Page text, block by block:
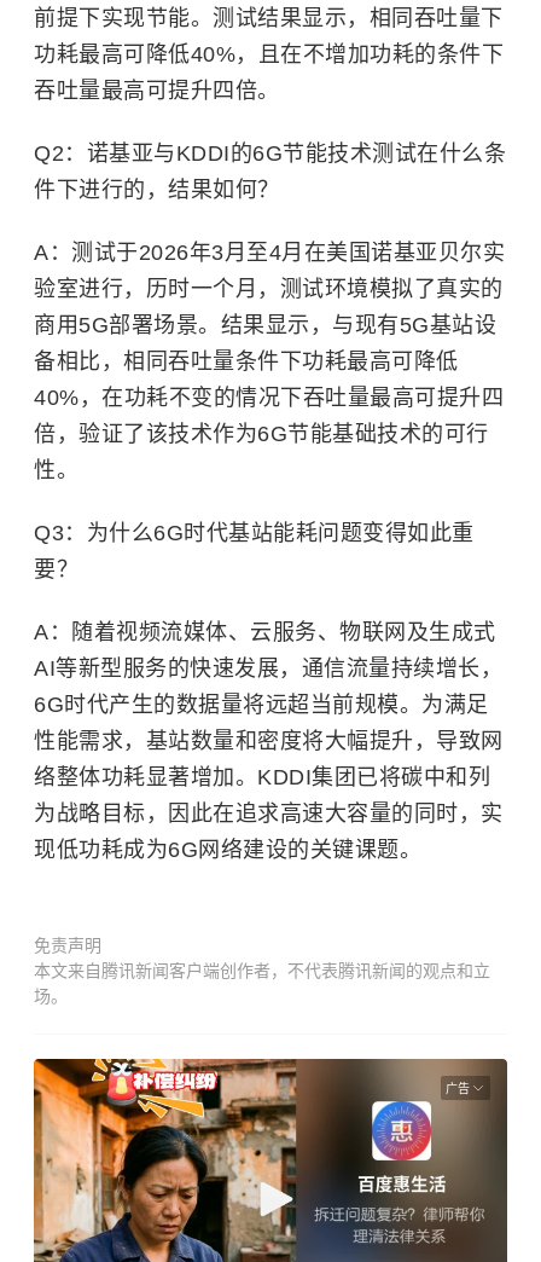
前提下实现节能。测试结果显示，相同吞吐量下
功耗最高可降低40%，且在不增加功耗的条件下
吞吐量最高可提升四倍。
Q2：诺基亚与KDDI的6G节能技术测试在什么条
件下进行的，结果如何？
A：测试于2026年3月至4月在美国诺基亚贝尔实
验室进行，历时一个月，测试环境模拟了真实的
商用5G部署场景。结果显示，与现有5G基站设
备相比，相同吞吐量条件下功耗最高可降低
40%，在功耗不变的情况下吞吐量最高可提升四
倍，验证了该技术作为6G节能基础技术的可行
性。
Q3：为什么6G时代基站能耗问题变得如此重
要？
A：随着视频流媒体、云服务、物联网及生成式
AI等新型服务的快速发展，通信流量持续增长，
6G时代产生的数据量将远超当前规模。为满足
性能需求，基站数量和密度将大幅提升，导致网
络整体功耗显著增加。KDDI集团已将碳中和列
为战略目标，因此在追求高速大容量的同时，实
现低功耗成为6G网络建设的关键课题。
免责声明
本文来自腾讯新闻客户端创作者，不代表腾讯新闻的观点和立
场。
广告